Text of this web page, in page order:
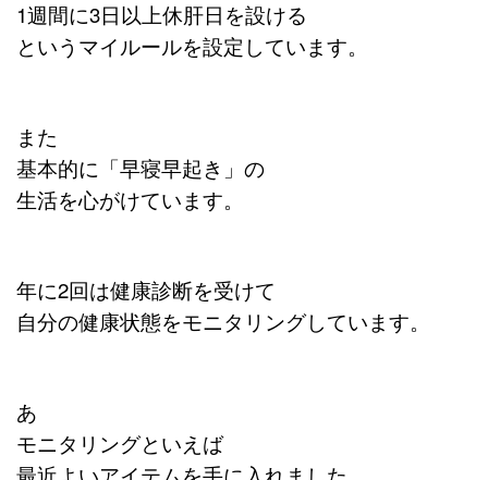
1週間に3日以上休肝日を設ける
というマイルールを設定しています。
また
基本的に「早寝早起き」の
生活を心がけています。
年に2回は健康診断を受けて
自分の健康状態をモニタリングしています。
あ
モニタリングといえば